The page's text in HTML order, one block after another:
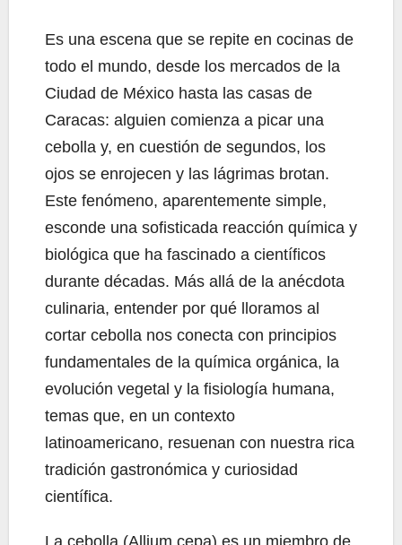
Es una escena que se repite en cocinas de
todo el mundo, desde los mercados de la
Ciudad de México hasta las casas de
Caracas: alguien comienza a picar una
cebolla y, en cuestión de segundos, los
ojos se enrojecen y las lágrimas brotan.
Este fenómeno, aparentemente simple,
esconde una sofisticada reacción química y
biológica que ha fascinado a científicos
durante décadas. Más allá de la anécdota
culinaria, entender por qué lloramos al
cortar cebolla nos conecta con principios
fundamentales de la química orgánica, la
evolución vegetal y la fisiología humana,
temas que, en un contexto
latinoamericano, resuenan con nuestra rica
tradición gastronómica y curiosidad
científica.
La cebolla (Allium cepa) es un miembro de